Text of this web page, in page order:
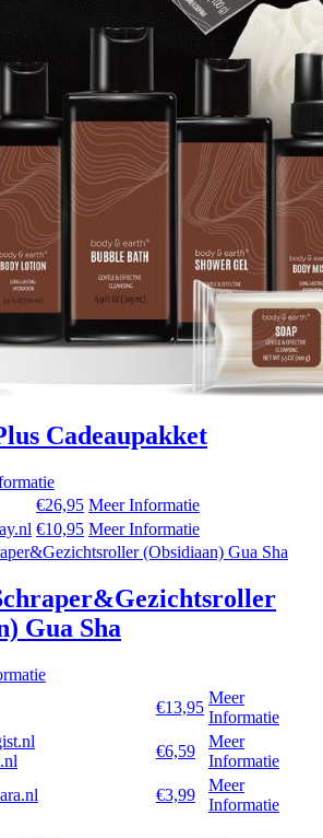
Cadeaupakket
€26,95 Meer Informatie
€10,95 Meer Informatie
Gua Sha
€13,95
Meer
Informatie
€6,59
Meer
Informatie
€3,99
Meer
Informatie